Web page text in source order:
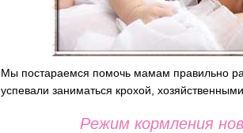
Мы постараемся помочь мамам правильно
успевали заниматься крохой,
Режим кормления